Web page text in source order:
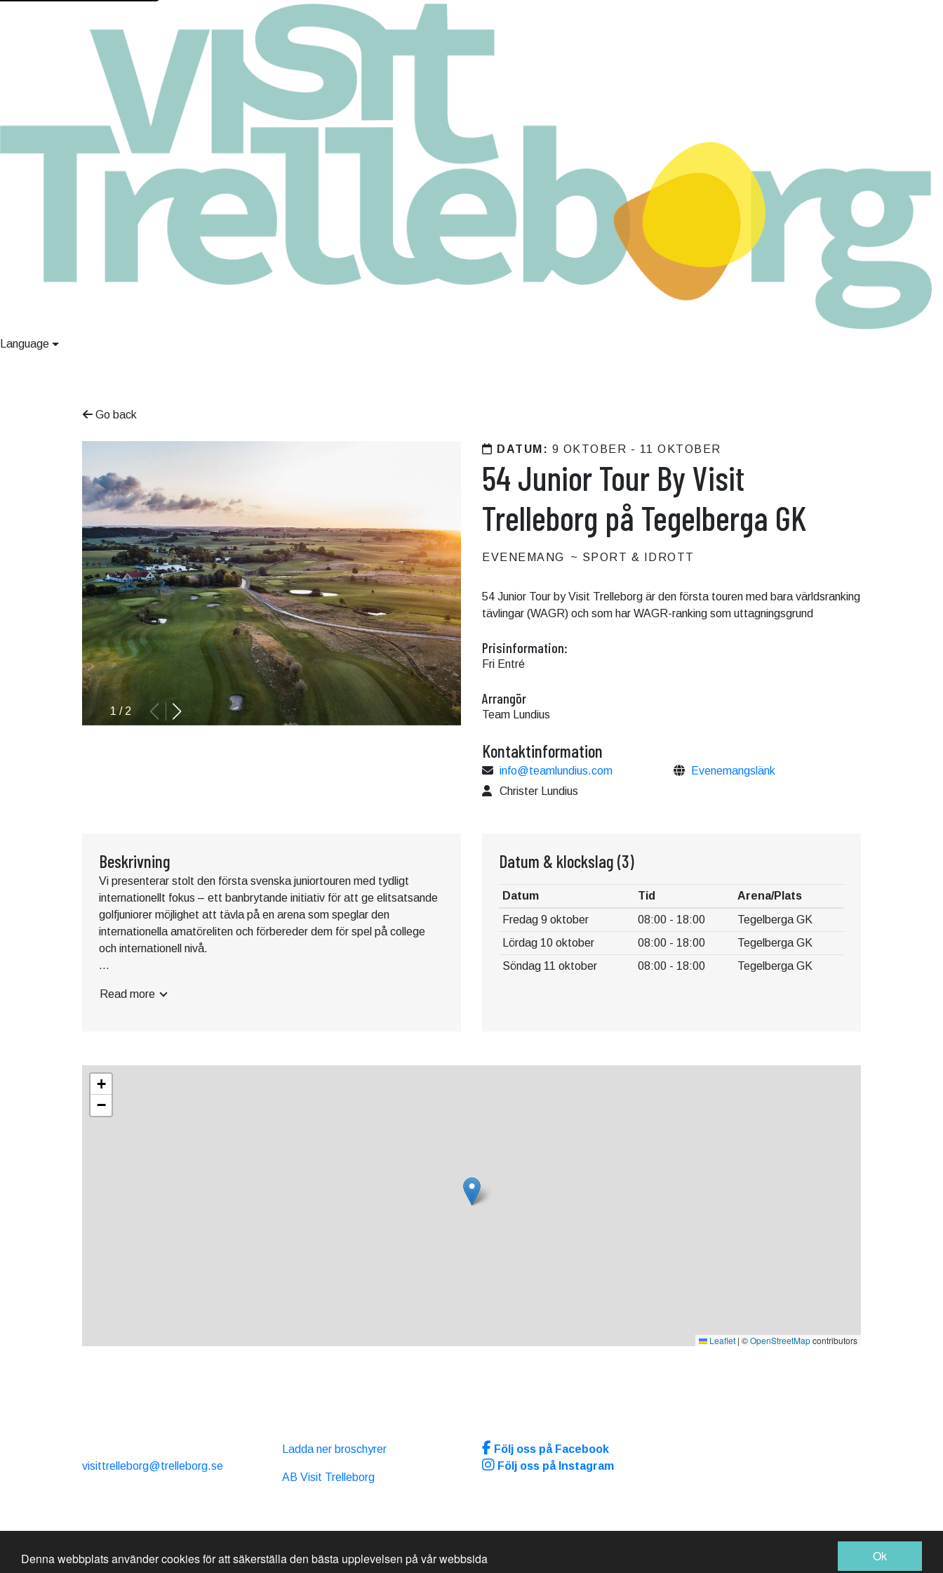
Ok
Denna webbplats använder cookies för att säkerställa den bästa upplevelsen på vår webbsida
Language
Go back
1 / 2
DATUM: 9 OKTOBER - 11 OKTOBER
54 Junior Tour By Visit
Trelleborg på Tegelberga GK
EVENEMANG SPORT & IDROTT
54 Junior Tour by Visit Trelleborg är den första touren med bara världsranking
tävlingar (WAGR) och som har WAGR-ranking som uttagningsgrund
Prisinformation:
Fri Entré
Arrangör
Team Lundius
Kontaktinformation
info@teamlundius.com
Evenemangslänk
Christer Lundius
Beskrivning
Vi presenterar stolt den första svenska juniortouren med tydligt
internationellt fokus – ett banbrytande initiativ för att ge elitsatsande
golfjuniorer möjlighet att tävla på en arena som speglar den
internationella amatöreliten och förbereder dem för spel på college
och internationell nivå.
Golf Ranking), vilket innebär att varje tävling inte bara erbjuder
30-31 mars, Bedinge GK
16-17 maj, Trelleborgs GK
12-13 september, Trelleborgs GK
Read more
Datum & klockslag (3)
Datum Tid
Arena/Plats
Fredag 9 oktober
08:00 - 18:00
Tegelberga GK
Lördag 10 oktober
08:00 - 18:00
Tegelberga GK
Söndag 11 oktober
08:00 - 18:00 Tegelberga GK
+
−
Leaflet | ©OpenStreetMapcontributors
visittrelleborg@trelleborg.se
Ladda ner broschyrer
AB Visit Trelleborg
Följ oss på Facebook
Följ oss på Instagram
Sidan producerad avVisit GroupmedCitybreak™ Information & Reservation System.